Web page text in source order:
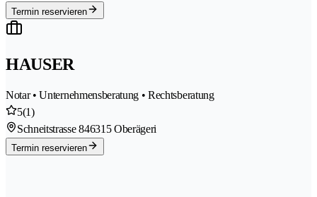
Termin reservieren
HAUSER
Notar • Unternehmensberatung • Rechtsberatung
5(1)
Schneitstrasse 846315 Oberägeri
Termin reservieren